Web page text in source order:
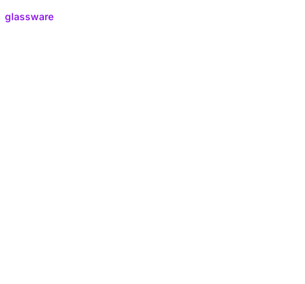
glassware